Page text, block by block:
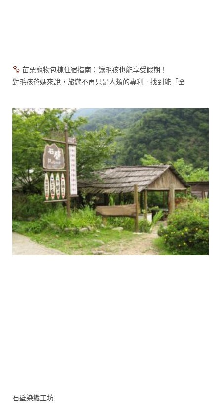
苗栗寵物包棟住宿指南：讓毛孩也能享受假期！
對毛孩爸媽來說，旅遊不再只是人類的專利，找到能「全
石壁染織工坊